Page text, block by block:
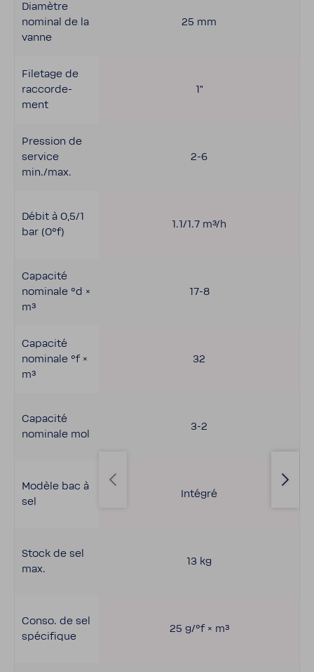
Diamètre
nominal de la
vanne
File­tage de
raccor­de­
ment
Pres­sion de
service
min./max.
Débit à 0,5/1
bar (0°f)
Capa­cité
nomi­nale °d ×
m³
Capa­cité
nomi­nale °f ×
m³
Capa­cité
nomi­nale mol
Modèle bac à
sel
Stock de sel
max.
Conso. de sel
spéci­fique
25 mm
1"
2-6
1.1/1.7 m³/h
17-8
32
3-2
Intégré
13 kg
25 g/°f × m³